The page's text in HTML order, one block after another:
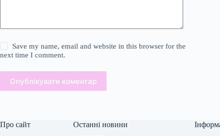
Save my name, email and website in this browser for the
next time I comment.
Опублікувати коментар
Про сайт
Останні новини